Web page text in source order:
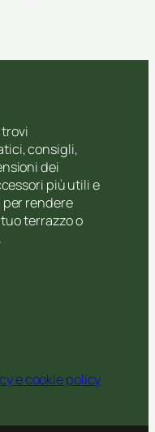
trovi
consigli,
dei
più utili e
rendere
terrazzo o
e cookie policy